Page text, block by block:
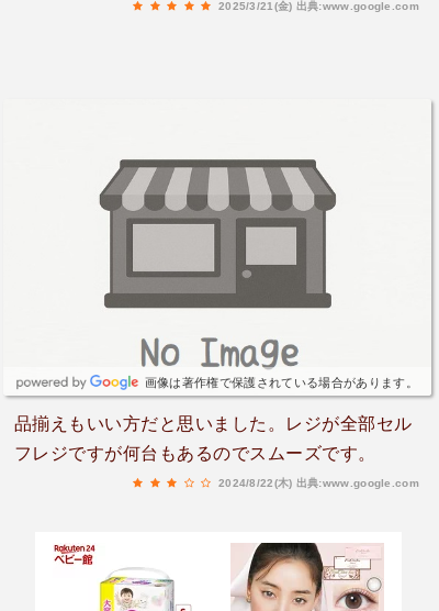
2025/3/21(金) 出典:www.google.com
画像は著作権で保護されている場合があります。
品揃えもいい方だと思いました。レジが全部セル
フレジですが何台もあるのでスムーズです。
2024/8/22(木) 出典:www.google.com